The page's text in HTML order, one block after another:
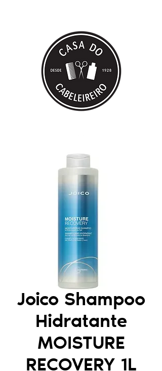
Joico Shampoo
Hidratante
MOISTURE
RECOVERY 1L